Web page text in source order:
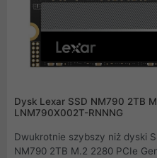
Dysk Lexar SSD NM790 2TB
LNM790X002T-RNNNG
Dwukrotnie szybszy niż dyski
NM790 2TB M.2 2280 PCIe